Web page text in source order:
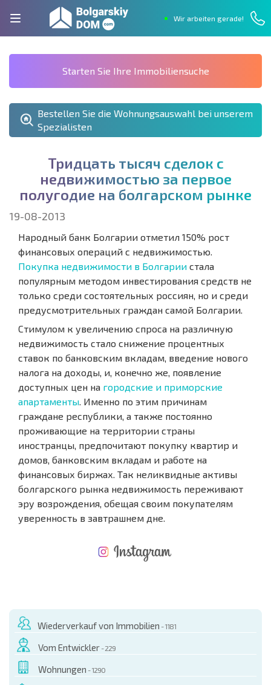
Wir arbeiten gerade!
Starten Sie Ihre Immobiliensuche
Bestellen Sie die Wohnungsauswahl bei unserem
Spezialisten
Тридцать тысяч сделок с
недвижимостью за первое
полугодие на болгарском рынке
19-08-2013
Народный банк Болгарии отметил 150% рост
финансовых операций с недвижимостью.
Покупка недвижимости в Болгарии стала
популярным методом инвестирования средств не
только среди состоятельных россиян, но и среди
предусмотрительных граждан самой Болгарии.
Стимулом к увеличению спроса на различную
недвижимость стало снижение процентных
ставок по банковским вкладам, введение нового
налога на доходы, и, конечно же, появление
доступных цен на городские и приморские
апартаменты. Именно по этим причинам
граждане республики, а также постоянно
проживающие на территории страны
иностранцы, предпочитают покупку квартир и
домов, банковским вкладам и работе на
финансовых биржах. Так неликвидные активы
болгарского рынка недвижимость переживают
эру возрождения, обещая своим покупателям
уверенность в завтрашнем дне.
Wiederverkauf von Immobilien - 1181
Vom Entwickler - 229
Wohnungen - 1290